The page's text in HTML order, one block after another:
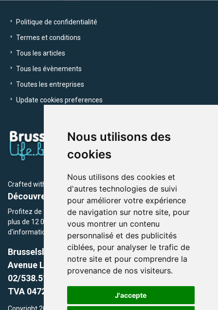
Nous utilisons des
cookies
Nous utilisons des cookies et
d'autres technologies de suivi
pour améliorer votre expérience
de navigation sur notre site, pour
vous montrer un contenu
personnalisé et des publicités
ciblées, pour analyser le trafic de
notre site et pour comprendre la
provenance de nos visiteurs.
J'accepte
Politique de confidentialité
Termes et conditions
Tous les articles
Tous les évènements
Toutes les entreprises
Update cookies preferences
Crafted with by Brusselslife Team
Découvrez plus de 12 000 adresses et événements
Profitez de toutes les sections de BrusselsLife.be et découvrez
plus de 12 000 adresses et un grand choix d'événements,
d'informations et de conseils et astuces de notre écriture.
Brusselslife.be
Avenue Louise, 500 -1050 Ixelles, Brussels,
02/538.51.49.
TVA 0472.281.221
Copyright 2026 © Brusselslife.be Tous droits réservés. Le contenu